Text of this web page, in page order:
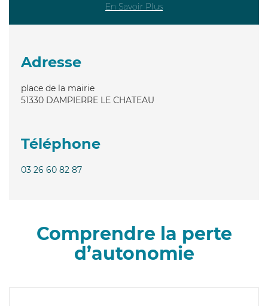
En Savoir Plus
Adresse
place de la mairie
51330 DAMPIERRE LE CHATEAU
Téléphone
03 26 60 82 87
Comprendre la perte
d’autonomie